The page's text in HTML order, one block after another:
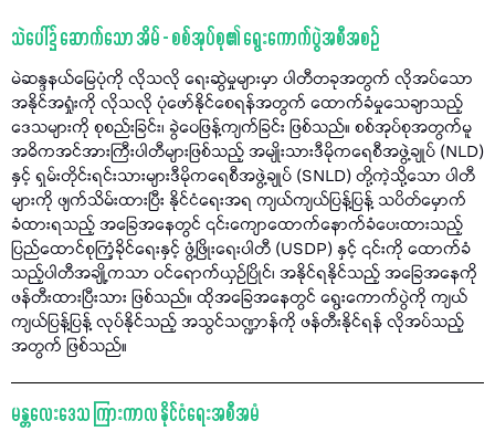
သဲပေါ်၌ ဆောက်သော အိမ် - စစ်အုပ်စု၏ ရွေးကောက်ပွဲအစီအစဉ်
မဲဆန္ဒနယ်မြေပုံကို လိုသလို​ ရေးဆွဲမှုများမှာ ပါတီတခုအတွက် လိုအပ်သော
အနိုင်အရှုံးကို လိုသလို ပုံဖော်နိုင်စေရန်အတွက် ထောက်ခံမှုသေချာသည့်
ဒေသများကို စုစည်းခြင်း၊ ခွဲဝေဖြန့်ကျက်ခြင်း ဖြစ်သည်။ စစ်အုပ်စုအတွက်မူ
အဓိကအင်အားကြီးပါတီများဖြစ်သည့်​ အမျိုးသားဒီမိုကရေစီအဖွဲ့ချုပ် (NLD)
နှင့် ရှမ်းတိုင်းရင်းသားများဒီမိုကရေစီအဖွဲ့ချုပ် (SNLD) တို့ကဲ့သို့သော ပါတီ
များကို ဖျက်သိမ်းထားပြီး နိုင်ငံရေးအရ ကျယ်ကျယ်ပြန့်ပြန့် သပိတ်မှောက်
ခံထားရသည့် အခြေအနေတွင် ၎င်းကျောထောက်နောက်ခံပေးထားသည့်
ပြည်ထောင်စုကြံ့ခိုင်ရေးနှင့် ဖွံ့ဖြိုးရေးပါတီ (USDP) နှင့် ၎င်းကို ထောက်ခံ
သည့်ပါတီအချို့ကသာ ဝင်ရောက်ယှဉ်ပြိုင်၊ အနိုင်ရနိုင်သည့် အခြေအနေကို
ဖန်တီးထားပြီးသား ဖြစ်သည်။ ထိုအခြေအနေတွင် ရွေးကောက်ပွဲကို ကျယ်
ကျယ်ပြန့်ပြန့် လုပ်နိုင်သည့် အသွင်သဏ္ဍာန်ကို ဖန်တီးနိုင်ရန် လိုအပ်သည့်
အတွက် ဖြစ်သည်။
မန္တလေးဒေသ ကြားကာလ နိုင်ငံရေးအစီအမံ